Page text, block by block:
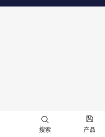
搜索 产品